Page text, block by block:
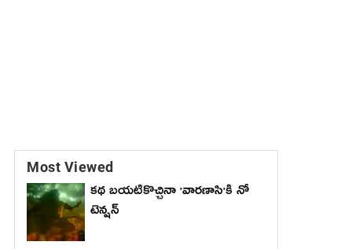
Most Viewed
కథ బయటికొచ్చినా 'వారణాసి'కి నో
టెన్షన్